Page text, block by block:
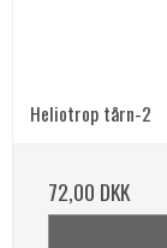
Heliotrop tårn-2
72,00 DKK